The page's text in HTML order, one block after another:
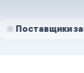
запчастей